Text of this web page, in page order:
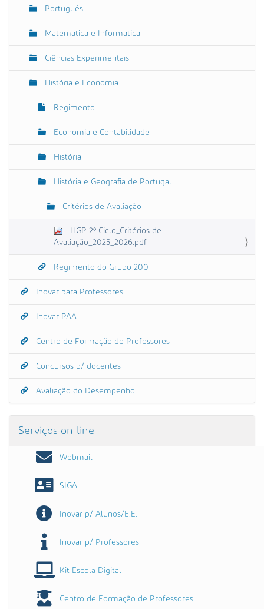
Português
Matemática e Informática
Ciências Experimentais
História e Economia
Regimento
Economia e Contabilidade
História
História e Geografia de Portugal
Critérios de Avaliação
HGP 2º Ciclo_Critérios de
Avaliação_2025_2026.pdf
Regimento do Grupo 200
Inovar para Professores
Inovar PAA
Centro de Formação de Professores
Concursos p/ docentes
Avaliação do Desempenho
Serviços on-line
Webmail
SIGA
Inovar p/ Alunos/E.E.
Inovar p/ Professores
Kit Escola Digital
Centro de Formação de Professores